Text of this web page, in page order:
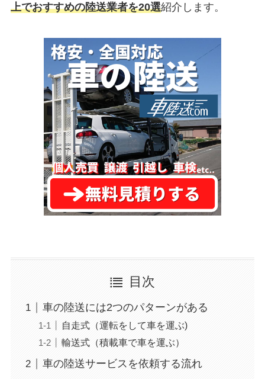
上でおすすめの陸送業者を20選紹介します。
目次
車の陸送には2つのパターンがある
自走式（運転をして車を運ぶ)
輸送式（積載車で車を運ぶ）
車の陸送サービスを依頼する流れ